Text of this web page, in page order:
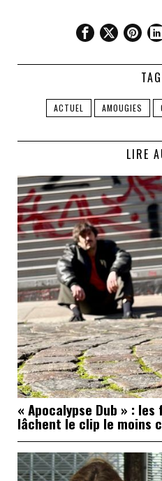
ACTUEL AMOUGIES
LIRE
« Apocalypse Dub » : les
lâchent le clip le moins